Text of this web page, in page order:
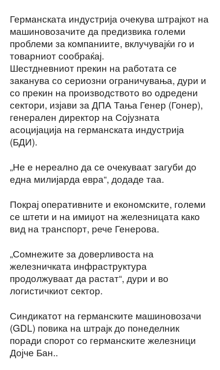
Германската индустрија очекува штрајкот на
машиновозачите да предизвика големи
проблеми за компаниите, вклучувајќи го и
товарниот сообраќај.
Шестдневниот прекин на работата се
заканува со сериозни ограничувања, дури и
со прекин на производството во одредени
сектори, изјави за ДПА Тања Генер (Гонер),
генерален директор на Сојузната
асоцијација на германската индустрија
(БДИ).
„Не е нереално да се очекуваат загуби до
една милијарда евра“, додаде таа.
Покрај оперативните и економските, големи
се штети и на имиџот на железницата како
вид на транспорт, рече Генерова.
„Сомнежите за доверливоста на
железничката инфраструктура
продолжуваат да растат“, дури и во
логистичкиот сектор.
Синдикатот на германските машиновозачи
(GDL) повика на штрајк до понеделник
поради спорот со германските железници
Дојче Бан..